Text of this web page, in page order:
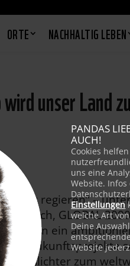
ORTE NACHHALTIG LEBEN
unser Land
regieren“ –
GLOBAL
ein
15 Zukunftsprojekte
zum
PANDAS
AUCH!
Cookies
uns eine
Website.
Einstellungen
welche Art
Deine
Website